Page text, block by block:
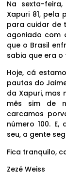
Na sexta-
Xapuri 81, pela
para cuidar de
agoniado com
que o Brasil
sabia que era o
Hoje, cá
pautas do
da Xapuri, mas
mês sim de
carcamos
número 100.
seu, a gente
Fica tranquilo,
Zezé Weiss